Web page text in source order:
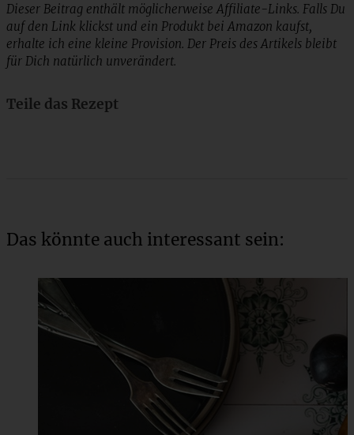
Dieser Beitrag enthält möglicherweise Affiliate-Links. Falls Du
auf den Link klickst und ein Produkt bei Amazon kaufst,
erhalte ich eine kleine Provision. Der Preis des Artikels bleibt
für Dich natürlich unverändert.
Teile das Rezept
Das könnte auch interessant sein: